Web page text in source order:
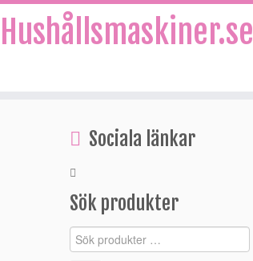
Hushållsmaskiner.se
Sociala länkar
Sök produkter
Sök
efter: